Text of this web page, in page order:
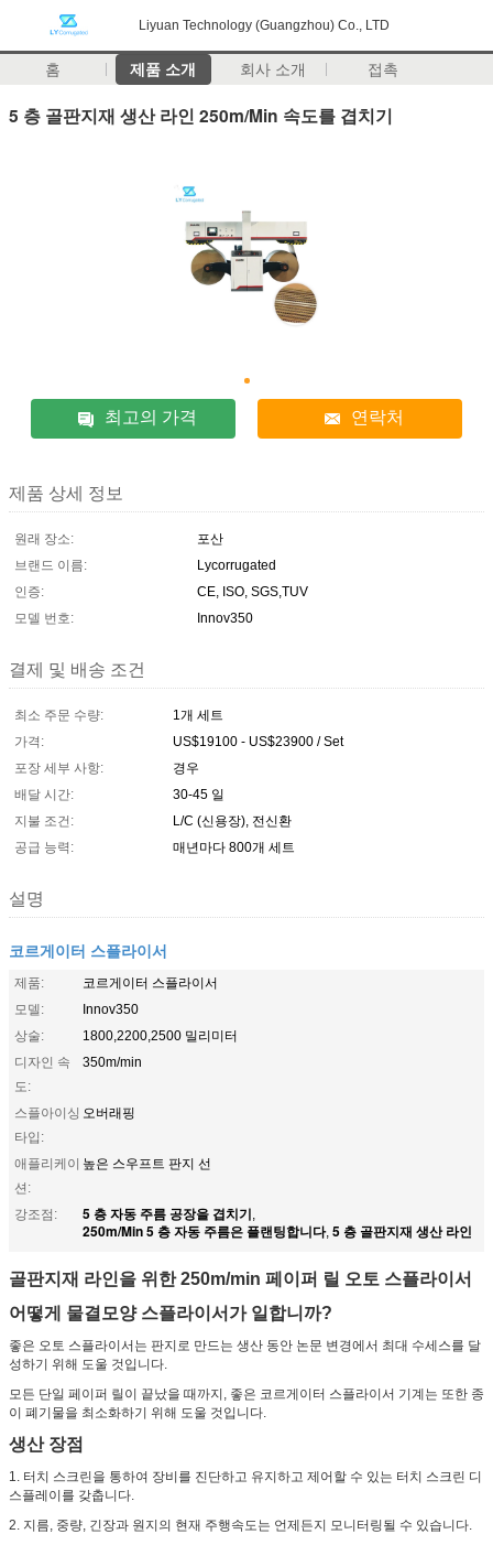
Liyuan Technology (Guangzhou) Co., LTD
홈 제품 소개 회사 소개 접촉
5 층 골판지재 생산 라인 250m/Min 속도를 겹치기
최고의 가격 연락처
제품 상세 정보
원래 장소:
포산
브랜드 이름:
Lycorrugated
인증:
CE, ISO, SGS,TUV
모델 번호:
Innov350
결제 및 배송 조건
최소 주문 수량:
1개 세트
가격:
US$19100 - US$23900 / Set
포장 세부 사항:
경우
배달 시간:
30-45 일
지불 조건:
L/C (신용장), 전신환
공급 능력:
매년마다 800개 세트
설명
코르게이터 스플라이서
제품:
코르게이터 스플라이서
모델:
Innov350
상술:
1800,2200,2500 밀리미터
디자인 속
도:
350m/min
스플아이싱
타입:
오버래핑
애플리케이
션:
높은 스우프트 판지 선
강조점: 5 층 자동 주름 공장을 겹치기,
250m/Min 5 층 자동 주름은 플랜팅합니다, 5 층 골판지재 생산 라인
골판지재 라인을 위한 250m/min 페이퍼 릴 오토 스플라이서
어떻게 물결모양 스플라이서가 일합니까?
좋은 오토 스플라이서는 판지로 만드는 생산 동안 논문 변경에서 최대 수세스를 달
성하기 위해 도울 것입니다.
모든 단일 페이퍼 릴이 끝났을 때까지, 좋은 코르게이터 스플라이서 기계는 또한 종
이 폐기물을 최소화하기 위해 도울 것입니다.
생산 장점
1. 터치 스크린을 통하여 장비를 진단하고 유지하고 제어할 수 있는 터치 스크린 디
스플레이를 갖춥니다.
2. 지름, 중량, 긴장과 원지의 현재 주행속도는 언제든지 모니터링될 수 있습니다.